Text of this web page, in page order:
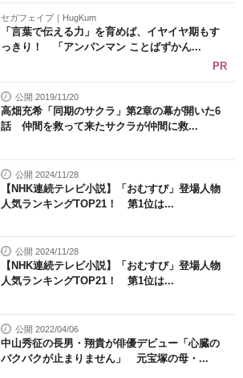
セガフェイブ｜HugKum
「言葉で伝える力」を育めば、イヤイヤ期もす
っきり！ 「アンパンマン ことばずかん...
PR
公開 2019/11/20
高畑充希「同期のサクラ」第2章の幕が開いた6
話 仲間を救って来たサクラが仲間に救...
公開 2024/11/28
【NHK連続テレビ小説】「おむすび」登場人物
人気ランキングTOP21！ 第1位は...
公開 2024/11/28
【NHK連続テレビ小説】「おむすび」登場人物
人気ランキングTOP21！ 第1位は...
公開 2022/04/06
中山秀征の長男・翔貴が俳優デビュー「心臓の
バクバクが止まりません」 元宝塚の母・...